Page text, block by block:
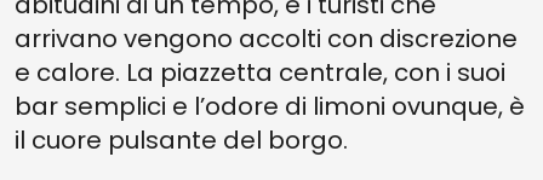
arrivano vengono accolti con discrezione
e calore. La piazzetta centrale, con i suoi
bar semplici e l’odore di limoni ovunque, è
il cuore pulsante del borgo.